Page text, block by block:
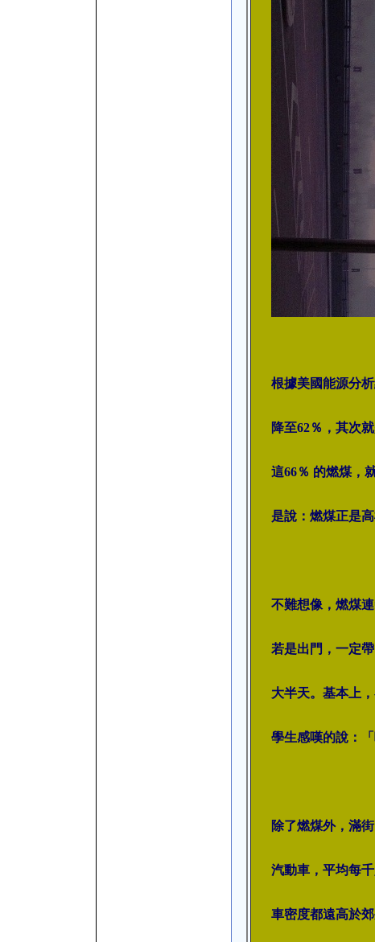
根據美國能源分
降至62％，其次
這66％ 的燃煤，
是說：燃煤正是
不難想像，燃煤
若是出門，一定
大半天。基本上
學生感嘆的說：
除了燃煤外，滿
汽動車，平均每
車密度都遠高於